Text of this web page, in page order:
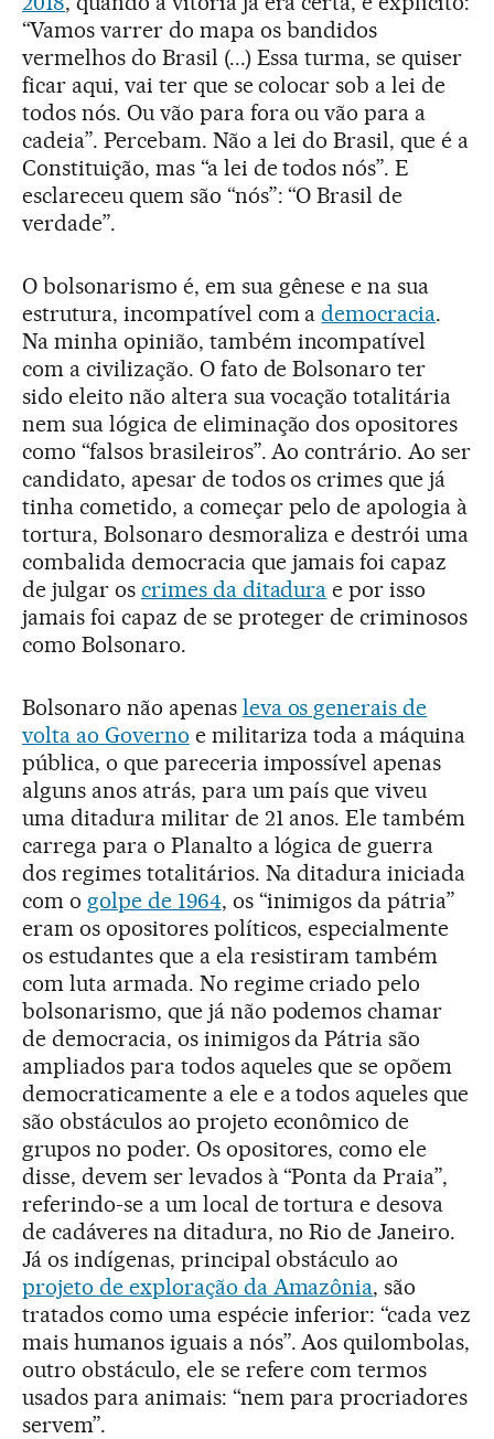
“Vamos varrer do mapa os bandidos
vermelhos do Brasil (...) Essa turma, se quiser
ficar aqui, vai ter que se colocar sob a lei de
todos nós. Ou vão para fora ou vão para a
cadeia”. Percebam. Não a lei do Brasil, que é a
Constituição, mas “a lei de todos nós”. E
esclareceu quem são “nós”: “O Brasil de
verdade”.
O bolsonarismo é, em sua gênese e na sua
estrutura, incompatível com ademocracia.
Na minha opinião, também incompatível
com a civilização. O fato de Bolsonaro ter
sido eleito não altera sua vocação totalitária
nem sua lógica de eliminação dos opositores
como “falsos brasileiros”. Ao contrário. Ao ser
candidato, apesar de todos os crimes que já
tinha cometido, a começar pelo de apologia à
tortura, Bolsonaro desmoraliza e destrói uma
combalida democracia que jamais foi capaz
de julgar os crimes da ditadura e por isso
jamais foi capaz de se proteger de criminosos
como Bolsonaro.
Bolsonaro não apenas leva os generais de
volta ao Governo e militariza toda a máquina
pública, o que pareceria impossível apenas
alguns anos atrás, para um país que viveu
uma ditadura militar de 21 anos. Ele também
carrega para o Planalto a lógica de guerra
dos regimes totalitários. Na ditadura iniciada
com o golpe de 1964, os “inimigos da pátria”
eram os opositores políticos, especialmente
os estudantes que a ela resistiram também
com luta armada. No regime criado pelo
bolsonarismo, que já não podemos chamar
de democracia, os inimigos da Pátria são
ampliados para todos aqueles que se opõem
democraticamente a ele e a todos aqueles que
são obstáculos ao projeto econômico de
grupos no poder. Os opositores, como ele
disse, devem ser levados à “Ponta da Praia”,
referindo-se a um local de tortura e desova
de cadáveres na ditadura, no Rio de Janeiro.
Já os indígenas, principal obstáculo ao
projeto de exploração da Amazônia, são
tratados como uma espécie inferior: “cada vez
mais humanos iguais a nós”. Aos quilombolas,
outro obstáculo, ele se refere com termos
usados para animais: “nem para procriadores
servem”.